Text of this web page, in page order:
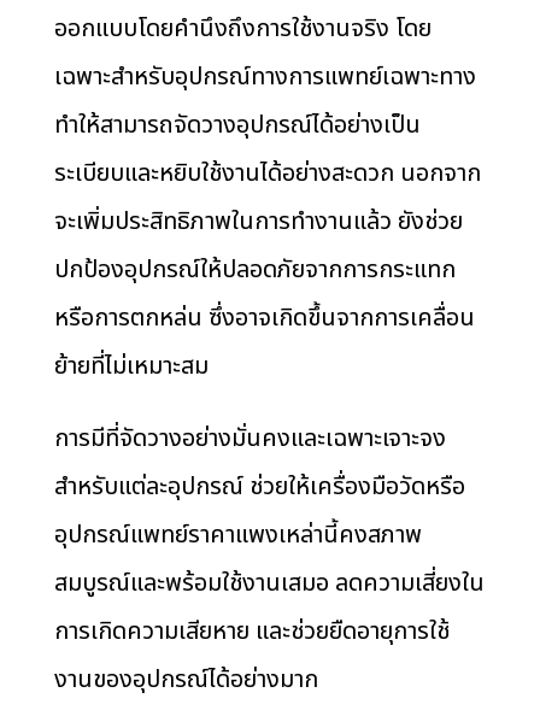
ออกแบบโดยคำนึงถึงการใช้งานจริง โดย
เฉพาะสำหรับอุปกรณ์ทางการแพทย์เฉพาะทาง
ทำให้สามารถจัดวางอุปกรณ์ได้อย่างเป็น
ระเบียบและหยิบใช้งานได้อย่างสะดวก นอกจาก
จะเพิ่มประสิทธิภาพในการทำงานแล้ว ยังช่วย
ปกป้องอุปกรณ์ให้ปลอดภัยจากการกระแทก
หรือการตกหล่น ซึ่งอาจเกิดขึ้นจากการเคลื่อน
ย้ายที่ไม่เหมาะสม
การมีที่จัดวางอย่างมั่นคงและเฉพาะเจาะจง
สำหรับแต่ละอุปกรณ์ ช่วยให้เครื่องมือวัดหรือ
อุปกรณ์แพทย์ราคาแพงเหล่านี้คงสภาพ
สมบูรณ์และพร้อมใช้งานเสมอ ลดความเสี่ยงใน
การเกิดความเสียหาย และช่วยยืดอายุการใช้
งานของอุปกรณ์ได้อย่างมาก